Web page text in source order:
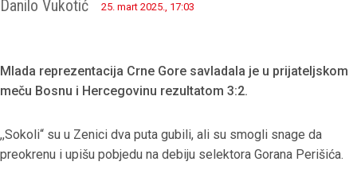
Danilo Vukotić 25. mart 2025., 17:03
Mlada reprezentacija Crne Gore savladala je u prijateljskom
meču Bosnu i Hercegovinu rezultatom 3:2.
,,Sokoli“ su u Zenici dva puta gubili, ali su smogli snage da
preokrenu i upišu pobjedu na debiju selektora Gorana Perišića.